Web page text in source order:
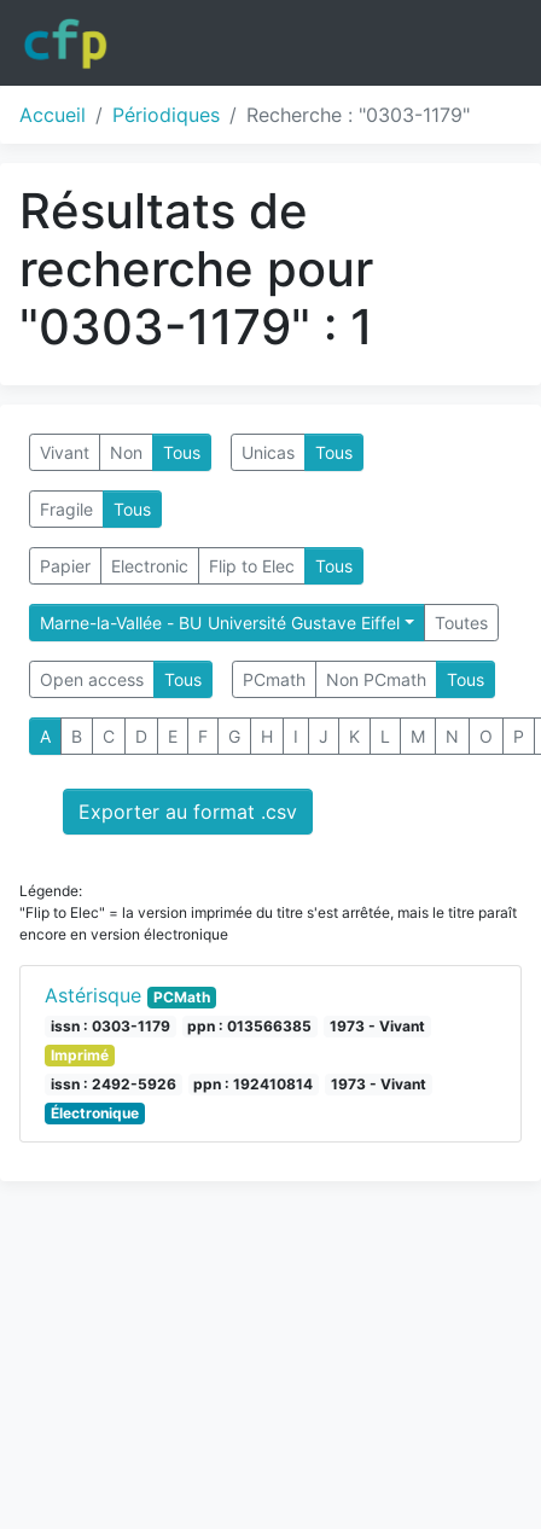
Accueil Périodiques Recherche : "0303-1179"
Résultats de
recherche pour
"0303-1179" : 1
Vivant Non Tous Unicas Tous
Fragile Tous
Papier Electronic Flip to Elec Tous
Marne-la-Vallée - BU Université Gustave Eiffel Toutes
Open access Tous PCmath Non PCmath Tous
A B C D E F G H I J K L M N O P
Exporter au format .csv
Légende:
"Flip to Elec" = la version imprimée du titre s'est arrêtée, mais le titre paraît
encore en version électronique
Astérisque
PCMath
issn : 0303-1179
ppn : 013566385
1973 - Vivant
Imprimé
issn : 2492-5926
ppn : 192410814
1973 - Vivant
Électronique